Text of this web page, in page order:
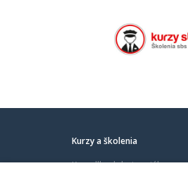
Kurzy a školenia
Kurz dlhodobej sociálno-